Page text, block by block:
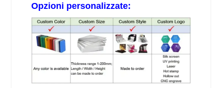
Opzioni personalizzate: